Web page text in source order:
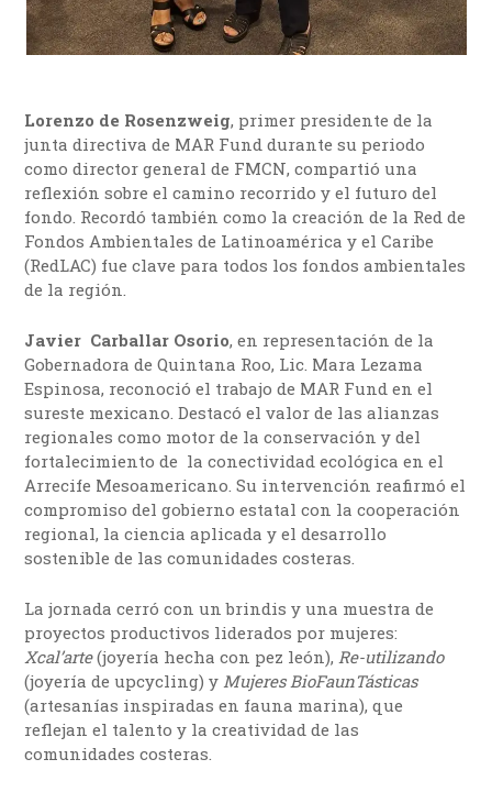
Lorenzo de Rosenzweig, primer presidente de la
junta directiva de MAR Fund durante su periodo
como director general de FMCN, compartió una
reflexión sobre el camino recorrido y el futuro del
fondo. Recordó también como la creación de la Red de
Fondos Ambientales de Latinoamérica y el Caribe
(RedLAC) fue clave para todos los fondos ambientales
de la región.
Javier Carballar Osorio, en representación de la
Gobernadora de Quintana Roo, Lic. Mara Lezama
Espinosa, reconoció el trabajo de MAR Fund en el
sureste mexicano. Destacó el valor de las alianzas
regionales como motor de la conservación y del
fortalecimiento de la conectividad ecológica en el
Arrecife Mesoamericano. Su intervención reafirmó el
compromiso del gobierno estatal con la cooperación
regional, la ciencia aplicada y el desarrollo
sostenible de las comunidades costeras.
La jornada cerró con un brindis y una muestra de
proyectos productivos liderados por mujeres:
Xcal’arte(joyería hecha con pez león),Re-utilizando
(joyería de upcycling) yMujeres BioFaunTásticas
(artesanías inspiradas en fauna marina), que
reflejan el talento y la creatividad de las
comunidades costeras.